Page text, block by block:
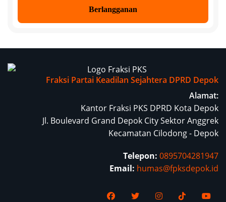
Fraksi Partai Keadilan Sejahtera DPRD Depok
Alamat:
Kantor Fraksi PKS DPRD Kota Depok
Jl. Boulevard Grand Depok City Sektor Anggrek
Kecamatan Cilodong - Depok
Telepon: 0895704281947
Email: humas@fpksdepok.id